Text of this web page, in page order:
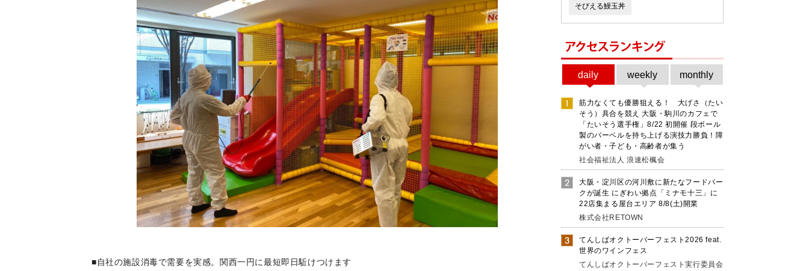
■自社の施設消毒で需要を実感。関西一円に最短即日駈けつけます
そびえる鰻玉丼
daily weekly monthly
筋力なくても優勝狙える！ 大げさ（たい
そう）具合を競え 大阪・駒川のカフェで
「たいそう選手権」8/22 初開催 段ボール
製のバーベルを持ち上げる演技力勝負！障
がい者・子ども・高齢者が集う
社会福祉法人 浪速松楓会
大阪・淀川区の河川敷に新たなフードパー
クが誕生 にぎわい拠点「ミナモ十三」に
22店集まる屋台エリア 8/8(土)開業
株式会社RETOWN
てんしばオクトーバーフェスト2026 feat.
世界のワインフェス
てんしばオクトーバーフェスト実行委員会